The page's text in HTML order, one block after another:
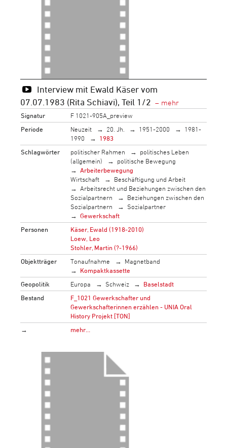
Interview mit Ewald Käser vom
07.07.1983 (Rita Schiavi), Teil 1/2
Signatur
F 1021-905A_preview
Periode
Neuzeit 20. Jh. 1951-2000
1981-
1990
1983
Schlagwörter
politischer Rahmen
politisches Leben
(allgemein)
politische Bewegung
Arbeiterbewegung
Wirtschaft
Beschäftigung und Arbeit
Arbeitsrecht und Beziehungen zwischen den
Sozialpartnern
Beziehungen zwischen den
Sozialpartnern
Sozialpartner
Gewerkschaft
Personen
Käser, Ewald (1918-2010)
Loew, Leo
Stohler, Martin (?-1966)
Objektträger
Tonaufnahme
Magnetband
Kompaktkassette
Geopolitik
Europa Schweiz
Baselstadt
Bestand
F_1021 Gewerkschafter und
Gewerkschafterinnen erzählen - UNIA Oral
History Projekt [TON]
→
mehr…